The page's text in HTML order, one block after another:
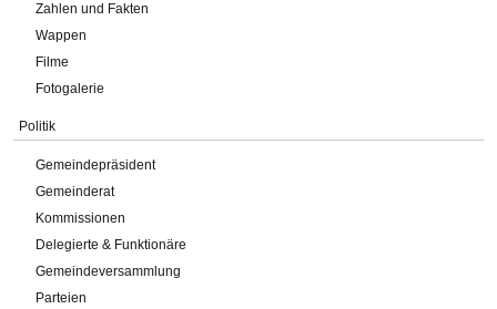
Zahlen und Fakten
Wappen
Filme
Fotogalerie
Politik
Gemeindepräsident
Gemeinderat
Kommissionen
Delegierte & Funktionäre
Gemeindeversammlung
Parteien